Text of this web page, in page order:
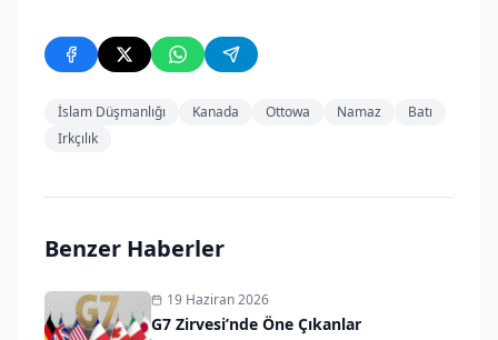
İslam Düşmanlığı Kanada Ottowa Namaz
Batı
Irkçılık
Benzer Haberler
19 Haziran 2026
G7 Zirvesi’nde Öne Çıkanlar